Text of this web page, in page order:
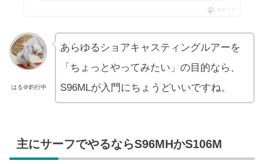
ポチップ
はる＠釣行中
あらゆるショアキャスティングルアーを
「ちょっとやってみたい」の目的なら、
S96MLが入門にちょうどいいですね。
主にサーフでやるならS96MHかS106M